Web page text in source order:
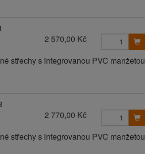
2 570,00 Kč
střechy s integrovanou PVC manžetou
2 770,00 Kč
střechy s integrovanou PVC manžetou